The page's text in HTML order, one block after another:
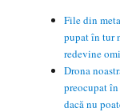
File din
pupat în tur
redevine
Drona
preocupat
dacă nu